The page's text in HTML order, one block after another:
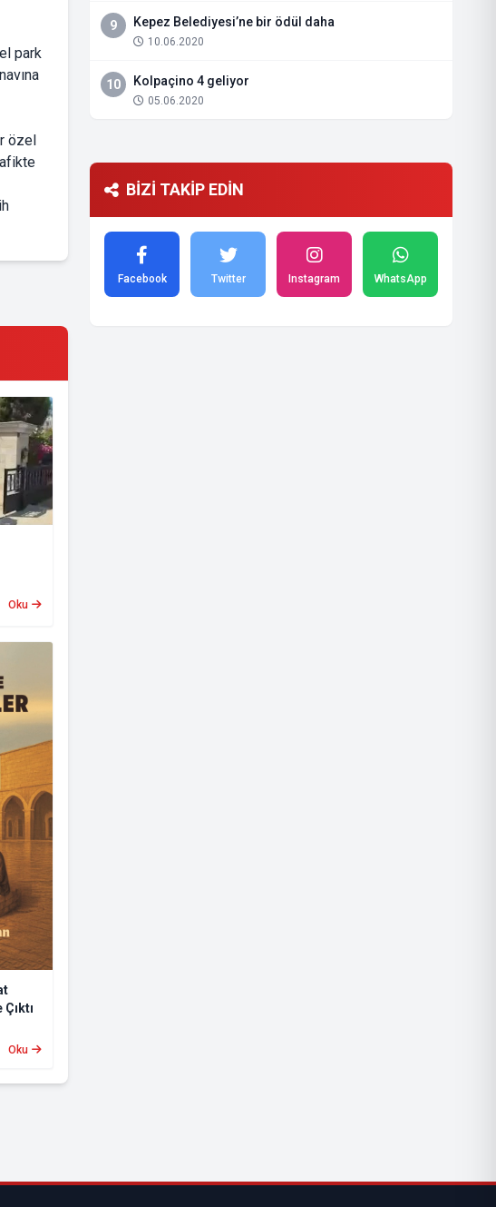
park
özel
6
Oku
Oku
9 Kepez Belediyesi’ne bir ödül daha
10.06.2020
10 Kolpaçino 4 geliyor
05.06.2020
BİZİ TAKİP EDİN
Facebook Twitter Instagram WhatsApp